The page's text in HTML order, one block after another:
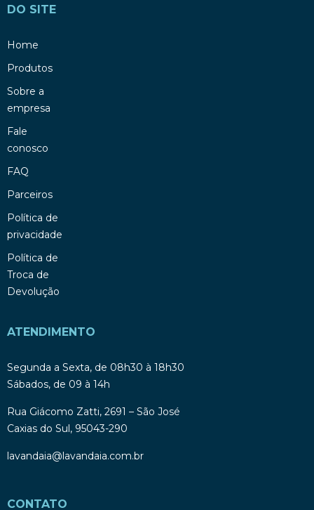
DO SITE
Home
Produtos
Sobre a
empresa
Fale
conosco
FAQ
Parceiros
Política de
privacidade
Política de
Troca de
Devolução
ATENDIMENTO
Segunda a Sexta, de 08h30 à 18h30
Sábados, de 09 à 14h
Rua Giácomo Zatti, 2691 – São José
Caxias do Sul, 95043-290
lavandaia@lavandaia.com.br
CONTATO